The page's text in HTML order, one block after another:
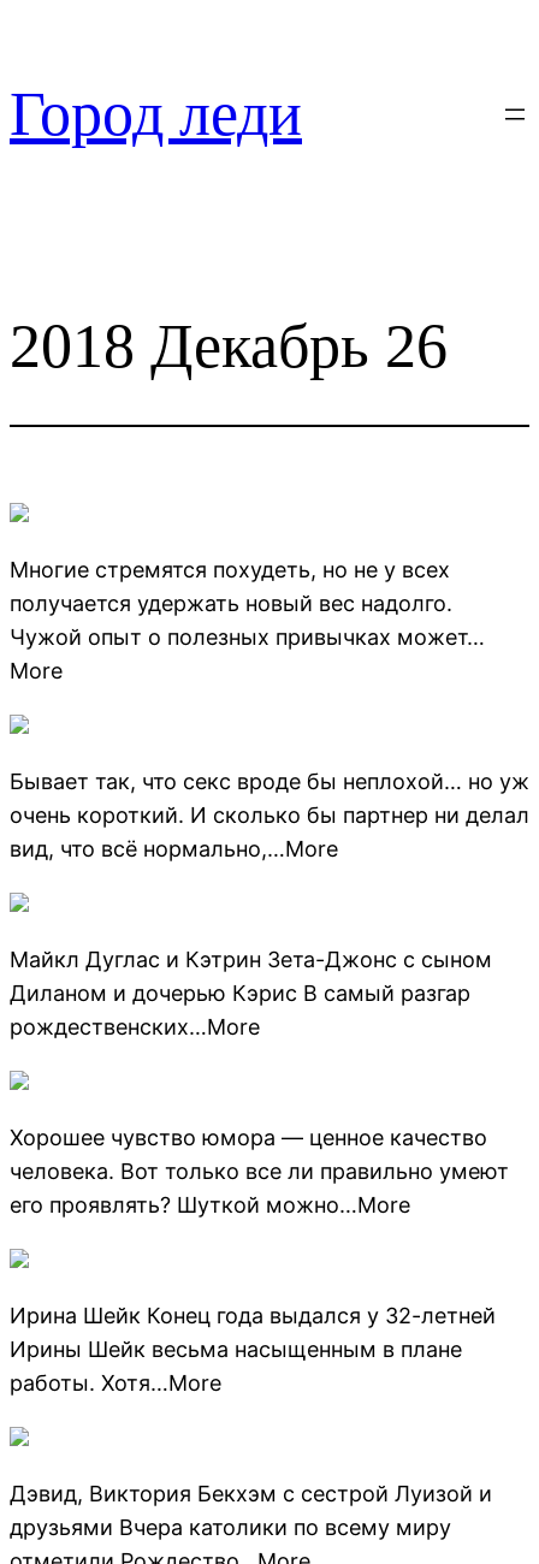
содержимому
Город леди
2018 Декабрь 26
Многие стремятся похудеть, но не у всех
получается удержать новый вес надолго.
Чужой опыт о полезных привычках может…
More
Бывает так, что секс вроде бы неплохой… но уж
очень короткий. И сколько бы партнер ни делал
вид, что всё нормально,…More
Майкл Дуглас и Кэтрин Зета-Джонс с сыном
Диланом и дочерью Кэрис В самый разгар
рождественских…More
Хорошее чувство юмора — ценное качество
человека. Вот только все ли правильно умеют
его проявлять? Шуткой можно…More
Ирина Шейк Конец года выдался у 32-летней
Ирины Шейк весьма насыщенным в плане
работы. Хотя…More
Дэвид, Виктория Бекхэм с сестрой Луизой и
друзьями Вчера католики по всему миру